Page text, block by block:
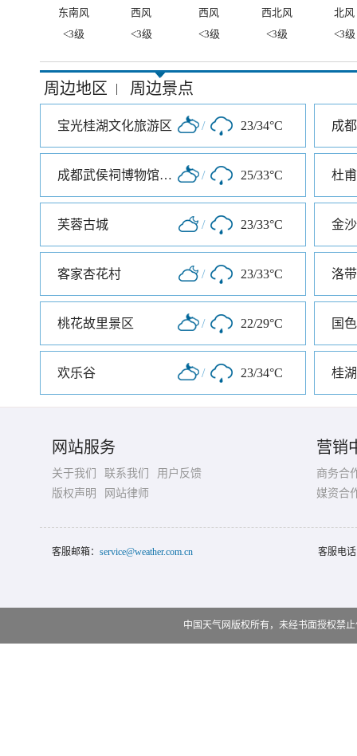
东南风 西风 西风 西北风
北风
<3级
<3级 <3级 <3级 <3级
周边地区 | 周边景点
宝光桂湖文化旅游区 / 23/34°C
成都武侯祠博物馆南门 / 25/33°C 杜
芙蓉古城 / 23/33°C 金
客家杏花村 / 23/33°C 洛
桃花故里景区 / 22/29°C 国
欢乐谷 / 23/34°C 桂
网站服务
关于我们 联系我们
用户反馈
版权声明
网站律师
营销
商务合
媒资合
客服邮箱： service@weather.com.cn 客服电
中国天气网版权所有，未经书面授权